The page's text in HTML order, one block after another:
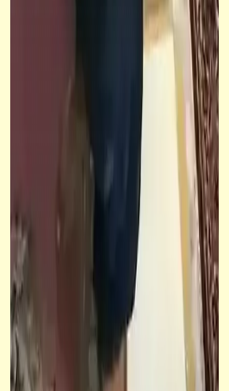
ست نساء وستة رجال | يوسف السباعي | امرأة
مغرورة (2)
ست نساء وستة رجال | يوسف السباعي | امرأة
ست نساء وستة رجال | قصص قصيرة للروائي
الكبير: يوسف السباعي | 1953